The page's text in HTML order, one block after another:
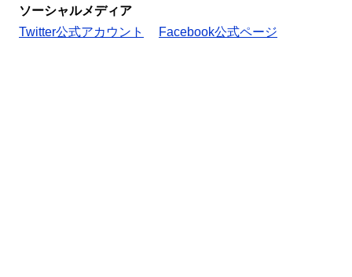
ソーシャルメディア
Twitter公式アカウント
Facebook公式ページ